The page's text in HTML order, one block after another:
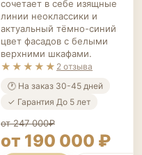
актуальный тёмно-синий
цвет фасадов с белыми
верхними шкафами.
★★★★★2 отзыва
🕐 На заказ 30-45 дней
✓ Гарантия До 5 лет
от 247 000₽
от 190 000 ₽
ПОДРОБНЕЕ ТОЧНЫЙ